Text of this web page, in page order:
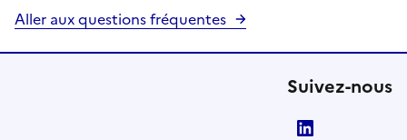
Aller aux questions fréquentes
Suivez-nous